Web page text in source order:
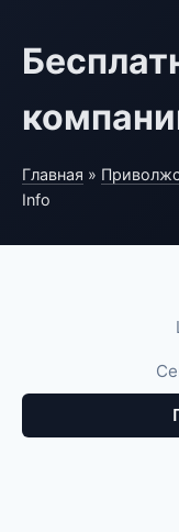
Главная »
Info